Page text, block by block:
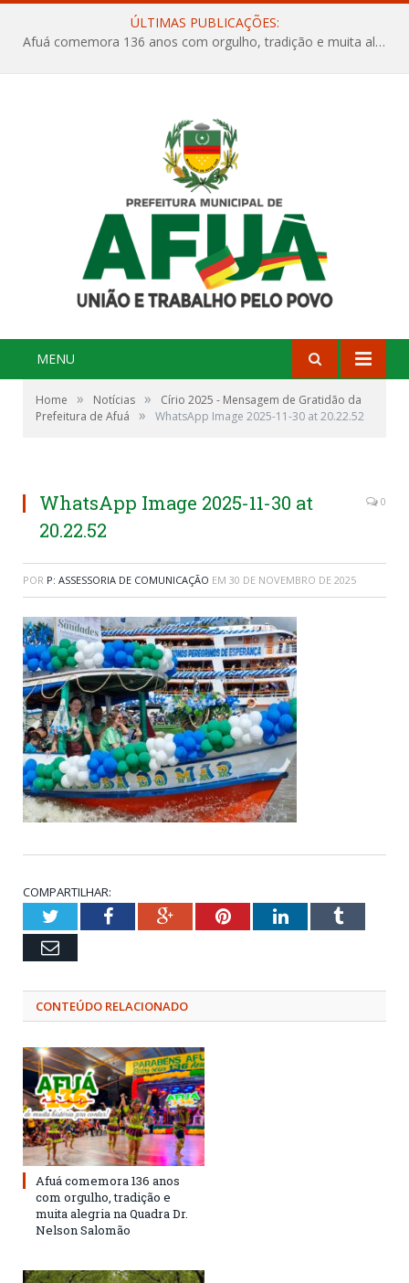
ÚLTIMAS PUBLICAÇÕES:
Afuá comemora 136 anos com orgulho, tradição e muita alegria na Quadra Dr. Nelson Salomão
MENU
Home » Notícias »
Círio 2025 - Mensagem de Gratidão da
Prefeitura de Afuá
» WhatsApp Image 2025-11-30 at 20.22.52
WhatsApp Image 2025-11-30 at
20.22.52
0
POR P: ASSESSORIA DE COMUNICAÇÃO EM 30 DE NOVEMBRO DE 2025
COMPARTILHAR:
TwitterFacebookGoogle+PinterestLinkedInTumblr
Email
CONTEÚDO RELACIONADO
Afuá comemora 136 anos
com orgulho, tradição e
muita alegria na Quadra Dr.
Nelson Salomão